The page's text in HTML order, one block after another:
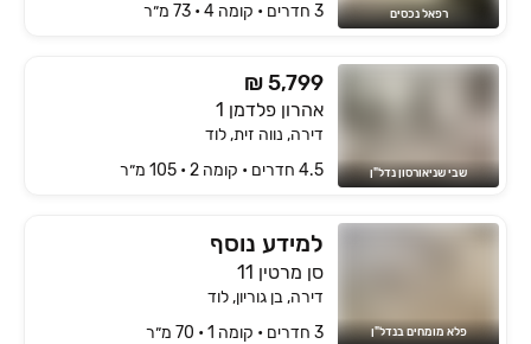
רפאל נכסים
3 חדרים • קומה ‎4‏ • 73 מ״ר
שבי שניאורסון נדל"ן
₪ 5,799
אהרון פלדמן 1
דירה, נווה זית, לוד
4.5 חדרים • קומה ‎2‏ • 105 מ״ר
פלא מומחים בנדל"ן
למידע נוסף
סן מרטין 11
דירה, בן גוריון, לוד
3 חדרים • קומה ‎1‏ • 70 מ״ר